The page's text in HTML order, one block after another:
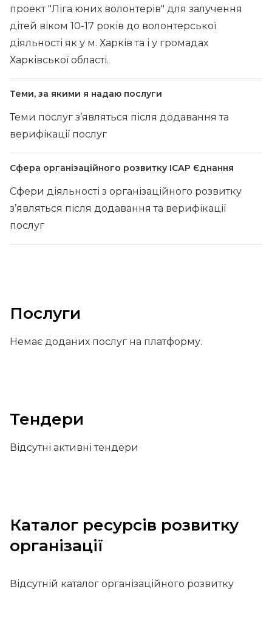
проект "Ліга юних волонтерів" для залучення
дітей віком 10-17 років до волонтерської
діяльності як у м. Харків та і у громадах
Харківської області.
Теми, за якими я надаю послуги
Теми послуг з’являться після додавання та
верифікації послуг
Сфера організаційного розвитку ІСАР Єднання
Сфери діяльності з організаційного розвитку
з’являться після додавання та верифікації
послуг
Послуги
Немає доданих послуг на платформу.
Тендери
Відсутні активні тендери
Каталог ресурсів розвитку
організації
Відсутній каталог організаційного розвитку